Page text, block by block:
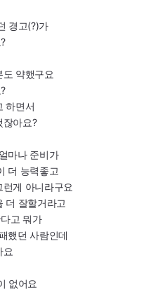
경고(?)가
약했구요
하면서
잖아요?
마나 준비가
더 능력좋고
게 아니라구요
더 잘할거라고
고 뭐가
했던 사람인데
요
없어요